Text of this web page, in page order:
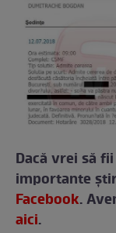
Dacă vrei să
importante
Facebook.
aici.